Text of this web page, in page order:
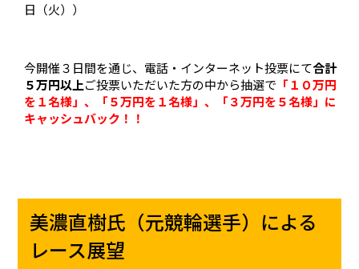
日（火））
今開催３日間を通じ、電話・インターネット投票にて合計
５万円以上ご投票いただいた方の中から抽選で 「１０万円
を１名様」、「５万円を１名様」、「３万円を５名様」に
キャッシュバック！！
美濃直樹氏（元競輪選手）による
レース展望